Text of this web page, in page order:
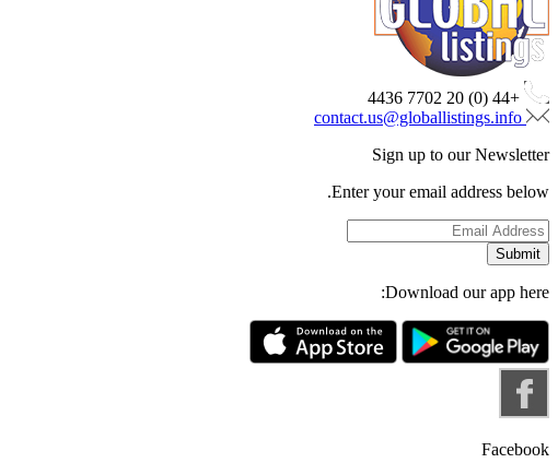
+44 (0) 20 7702 4436
contact.us@globallistings.info
Sign up to our Newsletter
Enter your email address below.
Download our app here:
Facebook